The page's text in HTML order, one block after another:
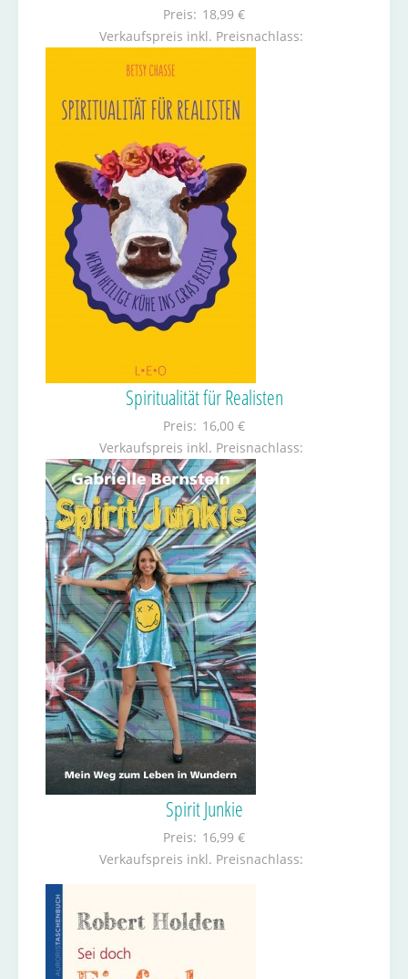
Preis: 18,99 €
Verkaufspreis inkl. Preisnachlass:
Spiritualität für Realisten
Preis: 16,00 €
Verkaufspreis inkl. Preisnachlass:
Spirit Junkie
Preis: 16,99 €
Verkaufspreis inkl. Preisnachlass: